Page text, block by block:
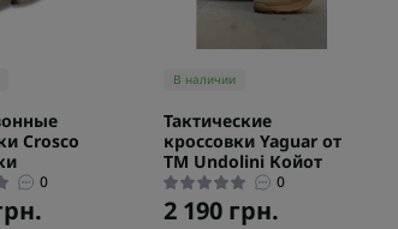
Crosco
0
В наличии
Тактические
кроссовки Yaguar от
TM Undolini Койот
0
2 190 грн.